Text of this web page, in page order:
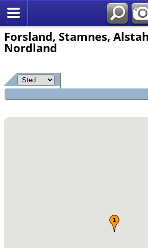
Forsland, Stamnes,
Nordland